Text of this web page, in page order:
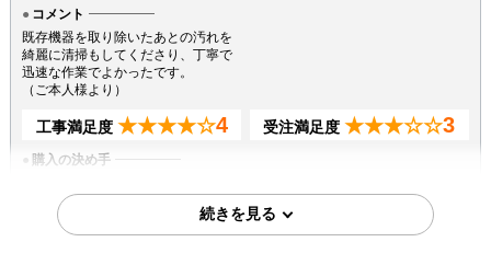
コメント
既存機器を取り除いたあとの汚れを
綺麗に清掃もしてくださり、丁寧で
迅速な作業でよかったです。
（ご本人様より）
工事満足度 ★★★★☆4 受注満足度 ★★★☆☆3
購入の決め手
サイトが見やすかった 商品選定がしやすかった
価格が安かった